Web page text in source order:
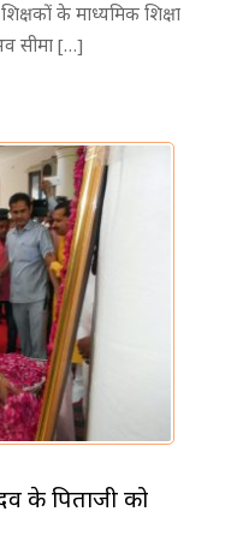
के माध्यमिक शिक्षा
सीमा […]
के पिताजी को